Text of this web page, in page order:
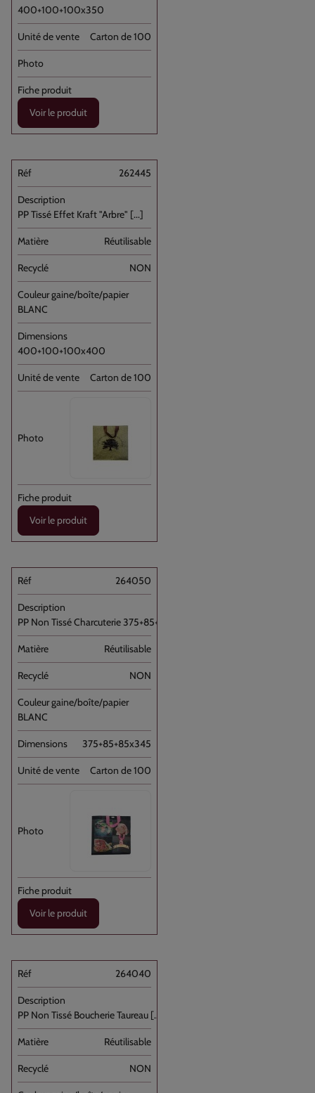
400+100+100x350
Carton de 100
Voir le produit
262445
PP Tissé Effet Kraft "Arbre" [...]
Réutilisable
NON
BLANC
400+100+100x400
Carton de 100
Voir le produit
264050
PP Non Tissé Charcuterie 375+85+85x345 //100
Réutilisable
NON
BLANC
375+85+85x345
Carton de 100
Voir le produit
264040
PP Non Tissé Boucherie Taureau [...]
Réutilisable
NON